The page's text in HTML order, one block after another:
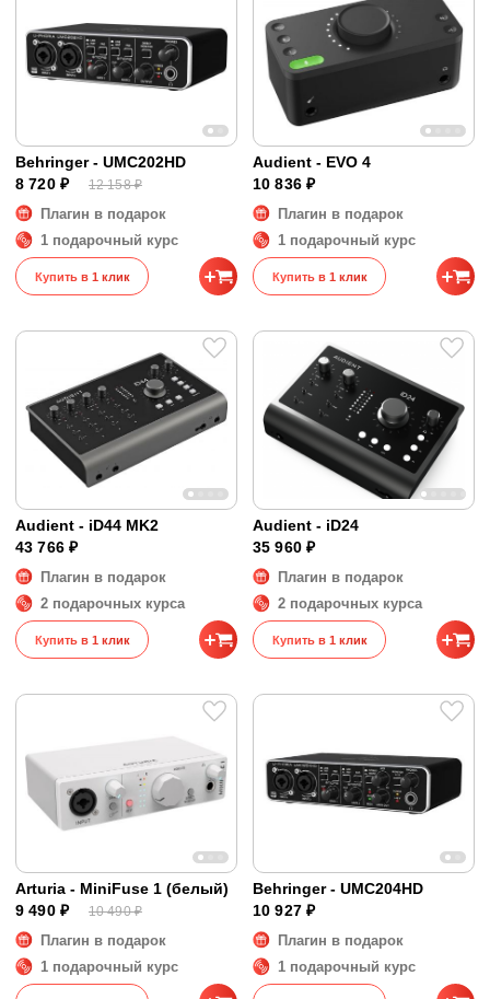
Behringer - UMC202HD
8 720 ₽
12 158 ₽
Плагин в подарок
1 подарочный курс
Купить в 1 клик
Audient - EVO 4
10 836 ₽
Плагин в подарок
1 подарочный курс
Купить в 1 клик
Audient - iD44 MK2
43 766 ₽
Плагин в подарок
2 подарочных курса
Купить в 1 клик
Audient - iD24
35 960 ₽
Плагин в подарок
2 подарочных курса
Купить в 1 клик
Arturia - MiniFuse 1 (белый)
9 490 ₽
10 490 ₽
Плагин в подарок
1 подарочный курс
Behringer - UMC204HD
10 927 ₽
Плагин в подарок
1 подарочный курс